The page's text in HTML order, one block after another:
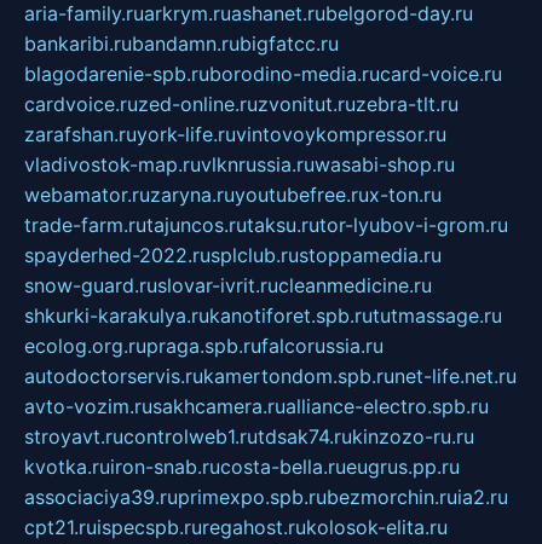
aria-family.ruarkrym.ruashanet.rubelgorod-day.ru
bankaribi.rubandamn.rubigfatcc.ru
blagodarenie-spb.ruborodino-media.rucard-voice.ru
cardvoice.ruzed-online.ruzvonitut.ruzebra-tlt.ru
zarafshan.ruyork-life.ruvintovoykompressor.ru
vladivostok-map.ruvlknrussia.ruwasabi-shop.ru
webamator.ruzaryna.ruyoutubefree.rux-ton.ru
trade-farm.rutajuncos.rutaksu.rutor-lyubov-i-grom.ru
spayderhed-2022.rusplclub.rustoppamedia.ru
snow-guard.ruslovar-ivrit.rucleanmedicine.ru
shkurki-karakulya.rukanotiforet.spb.rututmassage.ru
ecolog.org.rupraga.spb.rufalcorussia.ru
autodoctorservis.rukamertondom.spb.runet-life.net.ru
avto-vozim.rusakhcamera.rualliance-electro.spb.ru
stroyavt.rucontrolweb1.rutdsak74.rukinzozo-ru.ru
kvotka.ruiron-snab.rucosta-bella.rueugrus.pp.ru
associaciya39.ruprimexpo.spb.rubezmorchin.ruia2.ru
cpt21.ruispecspb.ruregahost.rukolosok-elita.ru